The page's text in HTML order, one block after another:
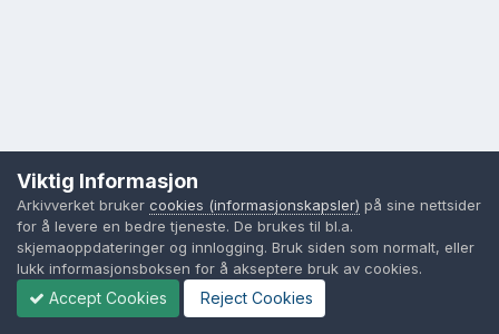
Viktig Informasjon
Arkivverket bruker cookies (informasjonskapsler) på sine nettsider
for å levere en bedre tjeneste. De brukes til bl.a.
skjemaoppdateringer og innlogging. Bruk siden som normalt, eller
lukk informasjonsboksen for å akseptere bruk av cookies.
Accept Cookies Reject Cookies